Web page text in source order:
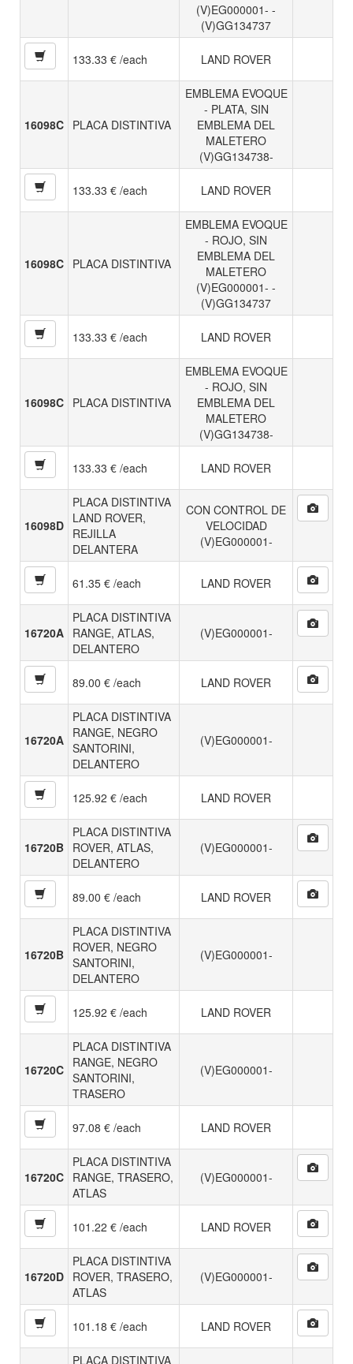
(V)EG000001- -
(V)GG134737
133.33 € /each LAND ROVER
16098C PLACA DISTINTIVA
EMBLEMA EVOQUE
- PLATA, SIN
EMBLEMA DEL
MALETERO
(V)GG134738-
133.33 € /each LAND ROVER
16098C PLACA DISTINTIVA
EMBLEMA EVOQUE
- ROJO, SIN
EMBLEMA DEL
MALETERO
(V)EG000001- -
(V)GG134737
133.33 € /each LAND ROVER
16098C PLACA DISTINTIVA
EMBLEMA EVOQUE
- ROJO, SIN
EMBLEMA DEL
MALETERO
(V)GG134738-
133.33 € /each LAND ROVER
16098D
PLACA DISTINTIVA
LAND ROVER,
REJILLA
DELANTERA
CON CONTROL DE
VELOCIDAD
(V)EG000001-
61.35 € /each LAND ROVER
16720A
PLACA DISTINTIVA
RANGE, ATLAS,
DELANTERO
(V)EG000001-
89.00 € /each LAND ROVER
16720A
PLACA DISTINTIVA
RANGE, NEGRO
SANTORINI,
DELANTERO
(V)EG000001-
125.92 € /each LAND ROVER
16720B
PLACA DISTINTIVA
ROVER, ATLAS,
DELANTERO
(V)EG000001-
89.00 € /each LAND ROVER
16720B
PLACA DISTINTIVA
ROVER, NEGRO
SANTORINI,
DELANTERO
(V)EG000001-
125.92 € /each LAND ROVER
16720C
PLACA DISTINTIVA
RANGE, NEGRO
SANTORINI,
TRASERO
(V)EG000001-
97.08 € /each LAND ROVER
16720C
PLACA DISTINTIVA
RANGE, TRASERO,
ATLAS
(V)EG000001-
101.22 € /each LAND ROVER
16720D
PLACA DISTINTIVA
ROVER, TRASERO,
ATLAS
(V)EG000001-
101.18 € /each LAND ROVER
PLACA DISTINTIVA